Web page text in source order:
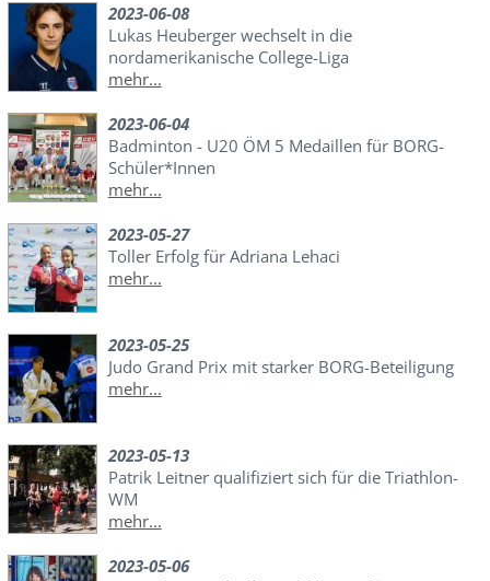
2023-06-08
Lukas Heuberger wechselt in die
nordamerikanische College-Liga
mehr...
2023-06-04
Badminton - U20 ÖM 5 Medaillen für BORG-
Schüler*Innen
mehr...
2023-05-27
Toller Erfolg für Adriana Lehaci
mehr...
2023-05-25
Judo Grand Prix mit starker BORG-Beteiligung
mehr...
2023-05-13
Patrik Leitner qualifiziert sich für die Triathlon-
WM
mehr...
2023-05-06